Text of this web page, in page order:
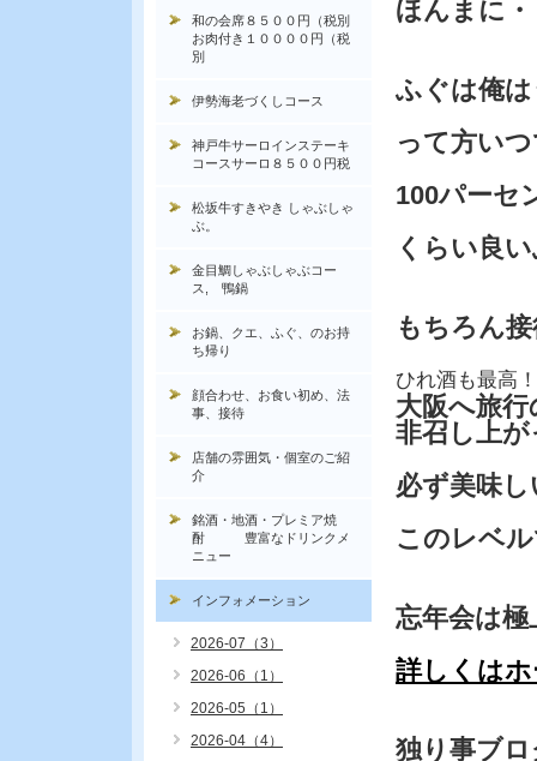
ほんまに
ふぐは俺
って方い
100パーセ
くらい良
もちろん
ひれ酒も最高
大阪へ旅
非召し上
必ず美味
このレベ
忘年会は
詳しくは
独り事ブロ
和の会席８５００円（税別
お肉付き１００００円（税
別
伊勢海老づくしコース
神戸牛サーロインステーキ
コースサーロ８５００円税
松坂牛すきやき しゃぶしゃ
ぶ。
金目鯛しゃぶしゃぶコー
ス, 鴨鍋
お鍋、クエ、ふぐ、のお持
ち帰り
顔合わせ、お食い初め、法
事、接待
店舗の雰囲気・個室のご紹
介
銘酒・地酒・プレミア焼
酎 豊富なドリンクメ
ニュー
インフォメーション
2026-07（3）
2026-06（1）
2026-05（1）
2026-04（4）